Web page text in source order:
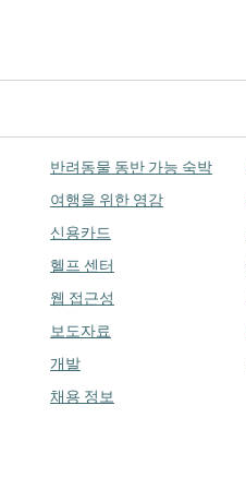
반려동물 동반 가능 숙박
여행을 위한 영감
신용카드
헬프 센터
웹 접근성
보도자료
개발
채용 정보